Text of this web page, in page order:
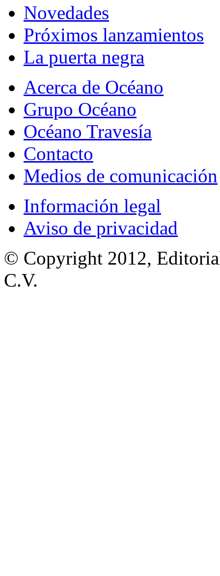
Novedades
Próximos lanzamientos
La puerta negra
Acerca de Océano
Grupo Océano
Océano Travesía
Contacto
Medios de comunicación
Información legal
Aviso de privacidad
© Copyright 2012,
C.V.